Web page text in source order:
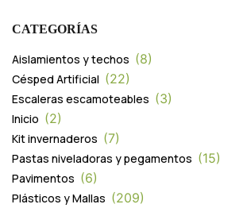
CATEGORÍAS
Aislamientos y techos 8
Césped Artificial 22
Escaleras escamoteables 3
Inicio 2
Kit invernaderos 7
Pastas niveladoras y pegamentos 15
Pavimentos 6
Plásticos y Mallas 209